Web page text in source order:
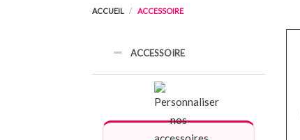
ACCUEIL ACCESSOIRE
ACCESSOIRE